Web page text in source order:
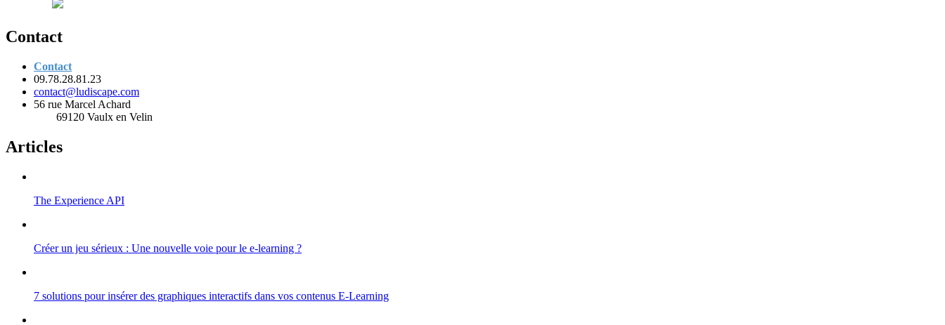
Contact
Contact
09.78.28.81.23
contact@ludiscape.com
56 rue Marcel Achard
69120 Vaulx en Velin
Articles
The Experience API
Créer un jeu sérieux : Une nouvelle voie pour le e-learning ?
7 solutions pour insérer des graphiques interactifs dans vos contenus E-Learning